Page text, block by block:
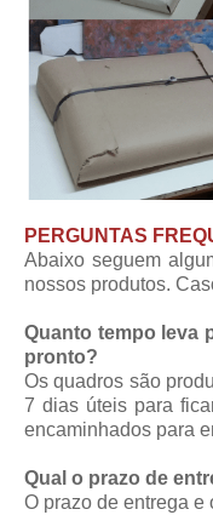
PERGUNTAS
Abaixo seguem
nossos produtos.
Quanto tempo leva
pronto?
Os quadros são
7 dias úteis para
encaminhados para
Qual o prazo de
O prazo de entrega e